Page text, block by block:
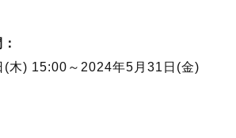
(木) 15:00～2024年5月31日(金)